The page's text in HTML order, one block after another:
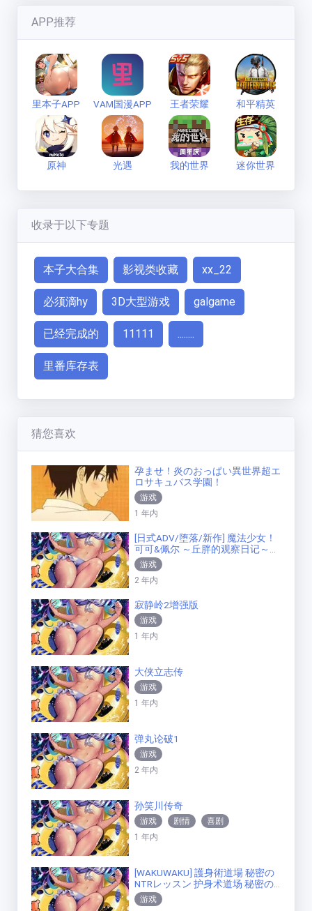
APP推荐
里本子APP VAM国漫APP 王者荣耀 和平精英
原神 光遇 我的世界 迷你世界
收录于以下专题
本子大合集 影视类收藏 xx_22
必须滴hy 3D大型游戏 galgame
已经完成的 11111 ........
里番库存表
猜您喜欢
孕ませ！炎のおっぱい異世界超エ
ロサキュバス学園！
游戏
1 年内
[日式ADV/堕落/新作] 魔法少女！
可可&佩尔 ～丘胖的观察日记～
机翻
游戏
2 年内
寂静岭2增强版
游戏
1 年内
大侠立志传
游戏
1 年内
弹丸论破1
游戏
2 年内
孙笑川传奇
游戏 剧情
喜剧
1 年内
[WAKUWAKU] 護身術道場 秘密の
NTRレッスン 护身术道场 秘密の
NTR [v1.9.10][官方中文]
游戏